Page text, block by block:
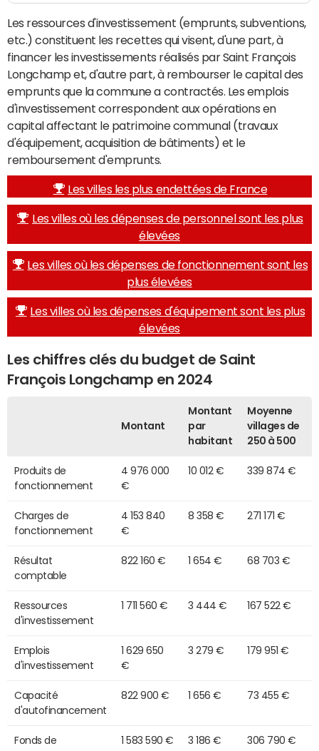
Les ressources d'investissement (emprunts, subventions,
etc.) constituent les recettes qui visent, d'une part, à
financer les investissements réalisés par Saint François
Longchamp et, d'autre part, à rembourser le capital des
emprunts que la commune a contractés. Les emplois
d'investissement correspondent aux opérations en
capital affectant le patrimoine communal (travaux
d'équipement, acquisition de bâtiments) et le
remboursement d'emprunts.
Les villes les plus endettées de France
Les villes où les dépenses de personnel sont les plus
élevées
Les villes où les dépenses de fonctionnement sont les
plus élevées
Les villes où les dépenses d'équipement sont les plus
élevées
Les chiffres clés du budget de Saint
François Longchamp en 2024
Montant
Montant
par
habitant
Moyenne
villages de
250 à 500
Produits de
fonctionnement
4 976 000
€
10 012 € 339 874 €
Charges de
fonctionnement
4 153 840
€
8 358 € 271 171 €
Résultat
comptable
822 160 € 1 654 € 68 703 €
Ressources
d'investissement
1 711 560 € 3 444 € 167 522 €
Emplois
d'investissement
1 629 650
€
3 279 € 179 951 €
Capacité
d'autofinancement
822 900 € 1 656 € 73 455 €
Fonds de
1 583 590 € 3 186 € 306 790 €